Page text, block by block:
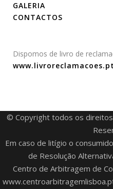
GALERIA
CONTACTOS
Dispomos de livro de
www.livroreclamacoes.pt
© Copyright todos os
Em caso de litígio o
de Resolução
Centro de Arbitragem de